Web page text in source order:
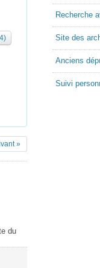
»
du
Recherche
Site des
Anciens
Suivi